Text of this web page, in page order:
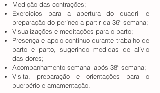
Medição das contrações;
Exercícios para a abertura do quadril e
preparação do períneo a partir da 36ª semana;
Visualizações e meditações para o parto;
Presença e apoio contínuo durante trabalho de
parto e parto, sugerindo medidas de alívio
das dores;
Acompanhamento semanal após 38ª semana;
Visita, preparação e orientações para o
puerpério e amamentação.